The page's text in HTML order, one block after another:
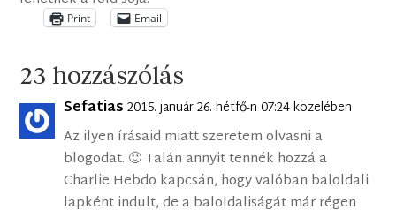
Print Email
23 hozzászólás
Sefatias 2015. január 26. hétfő-n 07:24 közelében
Az ilyen írásaid miatt szeretem olvasni a
blogodat. 🙂 Talán annyit tennék hozzá a
Charlie Hebdo kapcsán, hogy valóban baloldali
lapként indult, de a baloldaliságát már régen